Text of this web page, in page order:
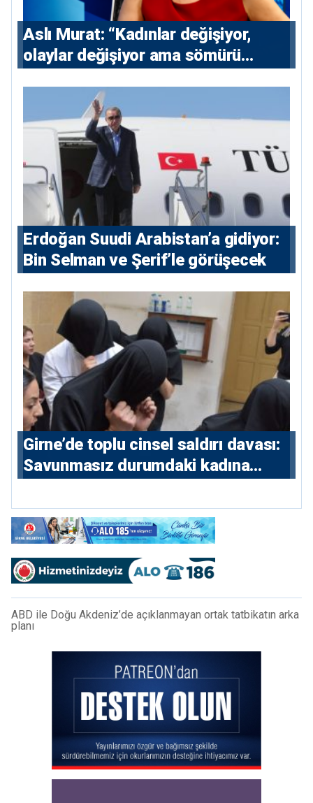
Aslı Murat: “Kadınlar değişiyor,
olaylar değişiyor ama sömürü
Erdoğan Suudi Arabistan’a gidiyor:
Bin Selman ve Şerif’le görüşecek
Girne’de toplu cinsel saldırı davası:
Savunmasız durumdaki kadına
ABD ile Doğu Akdeniz’de açıklanmayan ortak tatbikatın arka
planı